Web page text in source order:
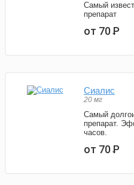
Самый
препарат
от 70Р
Сиалис
20 мг
Самый
препарат.
часов.
от 70Р